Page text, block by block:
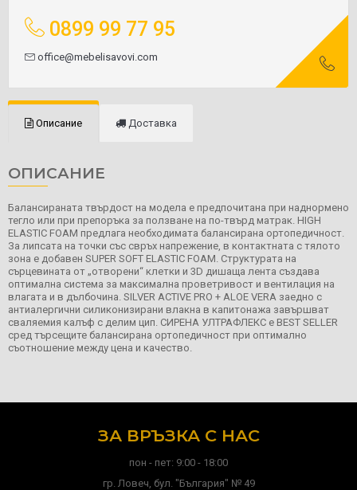
0899 99 77 95
office@mebelisavovi.com
Описание Доставка
ОПИСАНИЕ
Балансираната твърдост на модела е предпочитана при наднормено
тегло или при препоръка за ползване на по-твърд матрак. HIGH
ELASTIC FOAM предлага необходимата балансирана ортопедичност.
За липсата на точки със свръх напрежение, в контактната с тялото
зона е добавен SUPER SOFT ELASTIC FOAM. Структурата на
сърцевината от „отворени“ клетки и 3D дишаща лента създава
оптимална система за максимална проветривост и вентилация на
влагата и в дълбочина. SILVER ACTIVE PRO + ALOE VERA заедно с
антиалергични силиконизирани влакна в капитонажа завършват
сваляемия калъф с делим цип. СИРЕНА УЛТРАФЛЕКС е BEST SELLER
сред търсещите балансирана ортопедичност при оптимално
съотношение между цена и качество.
ЗА ВРЪЗКА С НАС
пон - пет: 9:00 - 18:00
гр. Ловеч, бул. "България" № 49